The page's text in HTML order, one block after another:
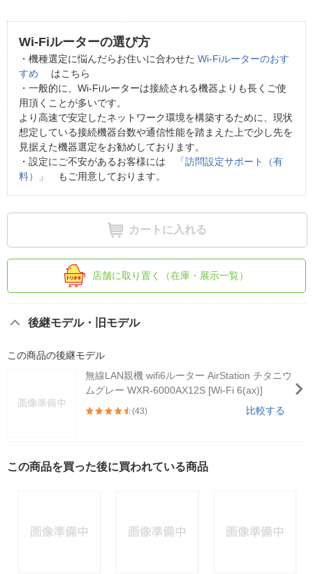
Wi-Fiルーターの選び方
・機種選定に悩んだらお住いに合わせた Wi-Fiルーターのおす
すめ
はこちら
・一般的に、Wi-Fiルーターは接続される機器よりも長くご使
用頂くことが多いです。
より高速で安定したネットワーク環境を構築するために、現状
想定している接続機器台数や通信性能を踏まえた上で少し先を
見据えた機器選定をお勧めしております。
・設定にご不安があるお客様には
「訪問設定サポート（有
料）」
もご用意しております。
カートに入れる
店舗に取り置く（在庫・展示一覧）
後継モデル・旧モデル
この商品の後継モデル
無線LAN親機 wifi6ルーター AirStation チタニウ
ムグレー WXR-6000AX12S [Wi-Fi 6(ax)]
(43) 比較する
この商品を買った後に買われている商品